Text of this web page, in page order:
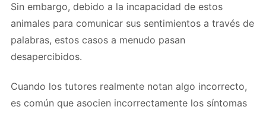
Sin embargo, debido a la incapacidad de estos
animales para comunicar sus sentimientos a través de
palabras, estos casos a menudo pasan
desapercibidos.
Cuando los tutores realmente notan algo incorrecto,
es común que asocien incorrectamente los síntomas